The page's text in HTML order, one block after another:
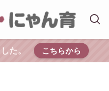
た。 こちらから